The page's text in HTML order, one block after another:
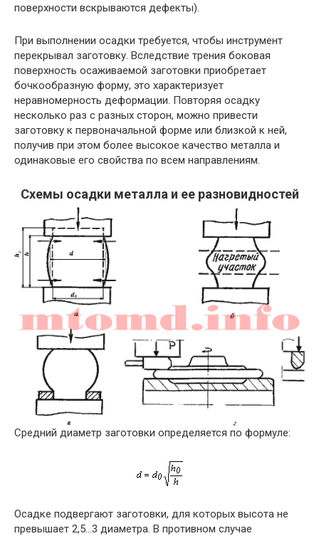
поверхности вскрываются дефекты).
При выполнении осадки требуется, чтобы инструмент
перекрывал заготовку. Вследствие трения боковая
поверхность осаживаемой заготовки приобретает
бочкообразную форму, это характеризует
неравномерность деформации. Повторяя осадку
несколько раз с разных сторон, можно привести
заготовку к первоначальной форме или близкой к ней,
получив при этом более высокое качество металла и
одинаковые его свойства по всем направлениям.
Схемы осадки металла и ее разновидностей
Средний диаметр заготовки определяется по формуле:
Осадке подвергают заготовки, для которых высота не
превышает 2,5…3 диаметра. В противном случае